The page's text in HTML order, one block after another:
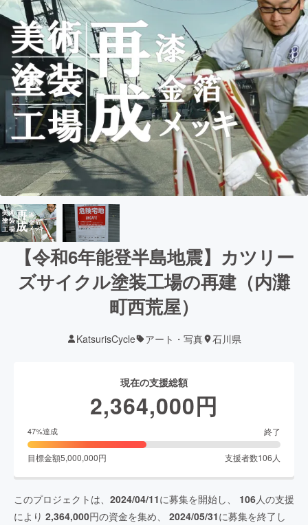
【令和6年能登半島地震】カツリー
ズサイクル塗装工場の再建（内灘
町西荒屋）
KatsurisCycle アート・写真 石川県
現在の支援総額
2,364,000円
47%達成 終了
目標金額5,000,000円 支援者数106 人
このプロジェクトは、 2024/04/11に募集を開始し、 106人の支援
により 2,364,000円の資金を集め、 2024/05/31に募集を終了し